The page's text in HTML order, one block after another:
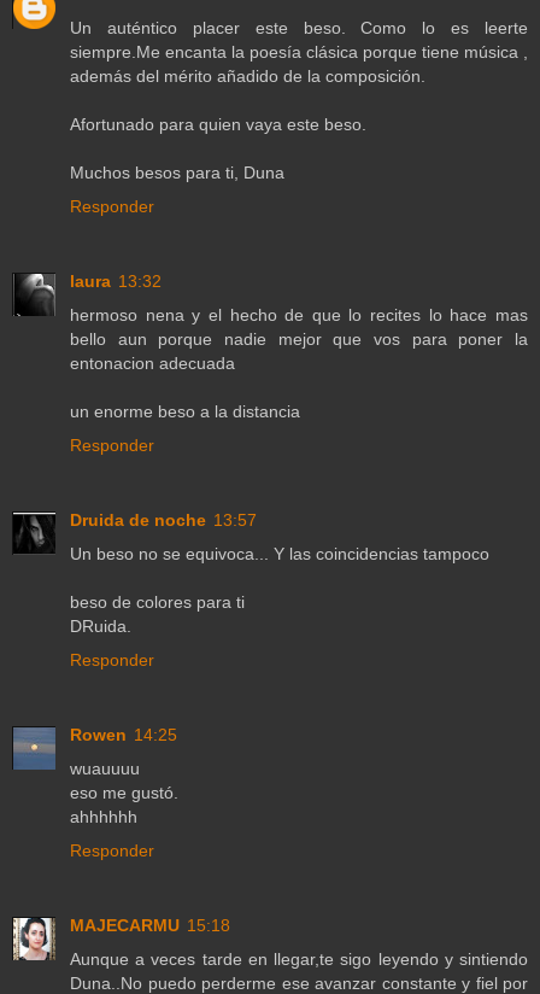
Un auténtico placer este beso. Como lo es leerte
siempre.Me encanta la poesía clásica porque tiene música ,
además del mérito añadido de la composición.
Afortunado para quien vaya este beso.
Muchos besos para ti, Duna
Responder
laura 13:32
hermoso nena y el hecho de que lo recites lo hace mas
bello aun porque nadie mejor que vos para poner la
entonacion adecuada
un enorme beso a la distancia
Responder
Druida de noche 13:57
Un beso no se equivoca... Y las coincidencias tampoco
beso de colores para ti
DRuida.
Responder
Rowen 14:25
wuauuuu
eso me gustó.
ahhhhhh
Responder
MAJECARMU 15:18
Aunque a veces tarde en llegar,te sigo leyendo y sintiendo
Duna..No puedo perderme ese avanzar constante y fiel por